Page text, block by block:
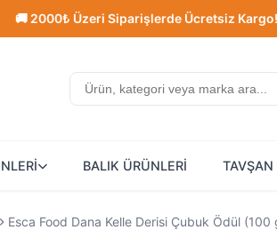
Üzeri Siparişlerde Ücretsiz Kargo!
BALIK ÜRÜNLERİ TAVŞAN
Esca Food Dana Kelle Derisi Çubuk Ödül (100